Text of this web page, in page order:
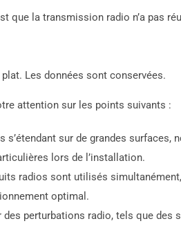
que la transmission radio n’a pas
Les données sont conservées.
attention sur les points suivants :
sur de grandes surfaces,
lors de l’installation.
radios sont utilisés
optimal.
des perturbations radio, tels que